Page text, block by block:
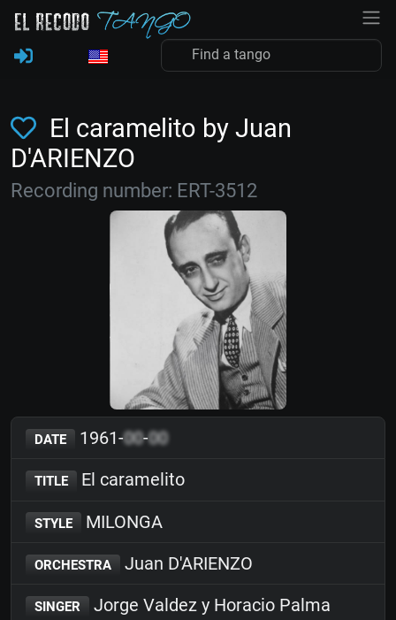
El caramelito by Juan
D'ARIENZO
Recording number: ERT-3512
DATE 1961-00-00
TITLE El caramelito
STYLE MILONGA
ORCHESTRA Juan D'ARIENZO
SINGER Jorge Valdez y Horacio Palma